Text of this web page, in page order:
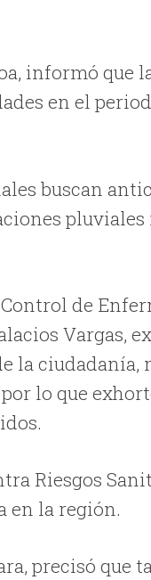
informó que
en el
buscan
pluviales
de
Vargas,
la ciudadanía,
lo que
Riesgos
en la región.
precisó que